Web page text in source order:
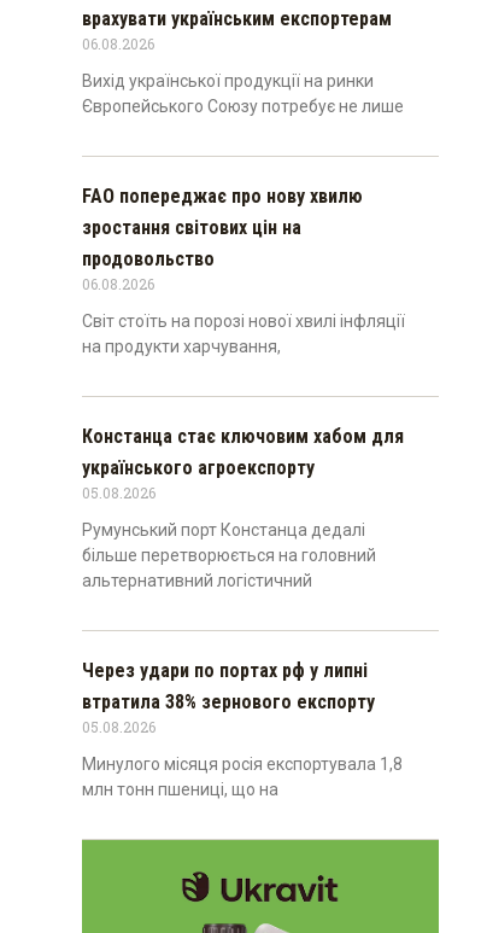
врахувати українським експортерам
06.08.2026
Вихід української продукції на ринки
Європейського Союзу потребує не лише
FAO попереджає про нову хвилю
зростання світових цін на
продовольство
06.08.2026
Світ стоїть на порозі нової хвилі інфляції
на продукти харчування,
Констанца стає ключовим хабом для
українського агроекспорту
05.08.2026
Румунський порт Констанца дедалі
більше перетворюється на головний
альтернативний логістичний
Через удари по портах рф у липні
втратила 38% зернового експорту
05.08.2026
Минулого місяця росія експортувала 1,8
млн тонн пшениці, що на